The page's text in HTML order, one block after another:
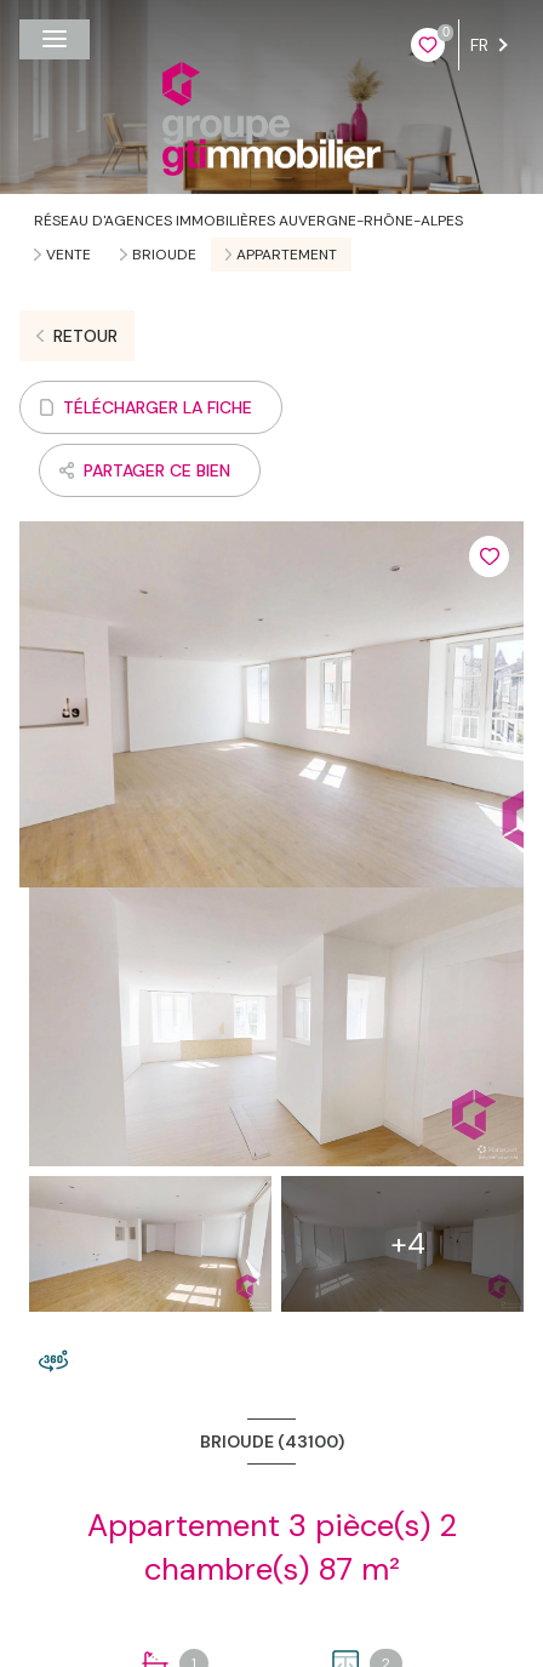
0
FR
RÉSEAU D'AGENCES IMMOBILIÈRES AUVERGNE-RHÔNE-ALPES
VENTE
BRIOUDE APPARTEMENT
RETOUR
TÉLÉCHARGER LA FICHE
PARTAGER CE BIEN
+4
BRIOUDE (43100)
Appartement 3 pièce(s) 2
chambre(s) 87 m²